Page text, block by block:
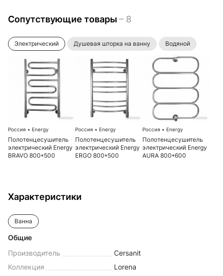
Сопутствующие товары– 8
Электрический Душевая шторка на ванну Водяной
Россия • Energy
Полотенцесушитель
электрический Energy
BRAVO 800*500
Россия • Energy
Полотенцесушитель
электрический Energy
ERGO 800*500
Россия • Energy
Полотенцесушитель
электрический Energy
AURA 800*600
Характеристики
Ванна
Общие
Производитель
Cersanit
Коллекция
Lorena